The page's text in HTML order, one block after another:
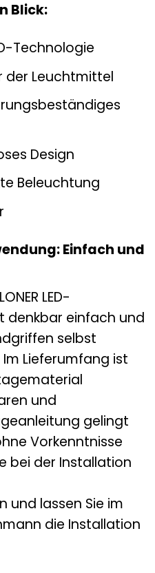
Blick:
Technologie
der Leuchtmittel
Design
Beleuchtung
Einfach und
LED-
denkbar einfach und
selbst
Lieferumfang ist
und
gelingt
Vorkenntnisse
bei der Installation
und lassen Sie im
die Installation